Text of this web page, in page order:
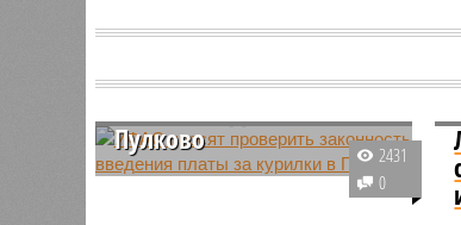
УФАС просят проверить
законность введения
Пулково
В Пулково за посещение
курительной комнаты решили
2431
0